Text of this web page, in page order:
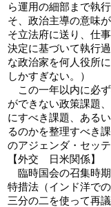
ら運用の細部まで執
そ、政治主導の意味
そ立法府に送り、仕
決定に基づいて執行
な政治家を何人役所
しかすぎない。）
この一年以内に必
ができない政策課題
にすべき課題、ある
るのかを整理すべき
のアジェンダ・セッ
【外交 日米関係】
臨時国会の召集時
特措法（インド洋で
三分の二を使って再